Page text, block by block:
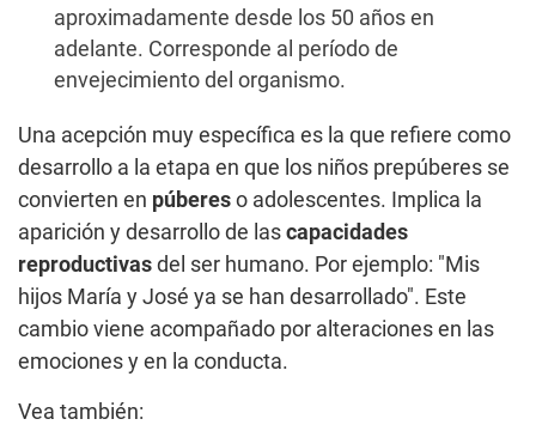
aproximadamente desde los 50 años en
adelante. Corresponde al período de
envejecimiento del organismo.
Una acepción muy específica es la que refiere como
desarrollo a la etapa en que los niños prepúberes se
convierten en púberes o adolescentes. Implica la
aparición y desarrollo de las capacidades
reproductivas del ser humano. Por ejemplo: "Mis
hijos María y José ya se han desarrollado". Este
cambio viene acompañado por alteraciones en las
emociones y en la conducta.
Vea también: